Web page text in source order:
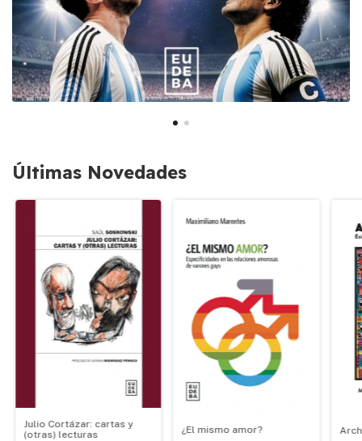
Últimas Novedades
Julio Cortázar: cartas y
(otras) lecturas
¿El mismo amor?